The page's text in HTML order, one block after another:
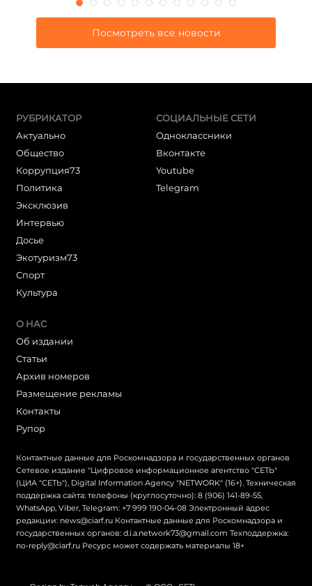
Посмотреть все новости
РУБРИКАТОР
Актуально
Общество
Коррупция73
Политика
Эксклюзив
Интервью
Досье
Экотуризм73
Cпорт
Культура
СОЦИАЛЬНЫЕ СЕТИ
Одноклассники
Вконтакте
Youtube
Telegram
О НАС
Об издании
Статьи
Архив номеров
Размещение рекламы
Контакты
Рупор
Контактные данные для Роскомнадзора и государственных органов
Сетевое издание "Цифровое информационное агентство "СЕТЬ"
(ЦИА "СЕТЬ"), Digital Information Agency "NETWORK" (16+). Техническая
поддержка сайта: телефоны (круглосуточно): 8 (906) 141-89-55,
WhatsApp, Viber, Telegram: +7 999 190-04-08 Электронный адрес
редакции: news@ciarf.ru Контактные данные для Роскомнадзора и
государственных органов: d.i.a.network73@gmail.com Техподдержка:
no-reply@ciarf.ru Ресурс может содержать материалы 18+